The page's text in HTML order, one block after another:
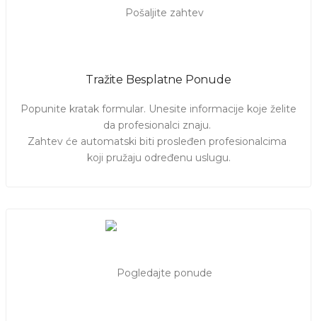
Tražite Besplatne Ponude
Popunite kratak formular. Unesite informacije koje želite
da profesionalci znaju.
Zahtev će automatski biti prosleđen profesionalcima
koji pružaju određenu uslugu.